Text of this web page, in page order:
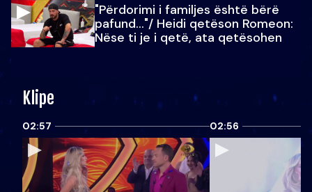
"Përdorimi i familjes është bërë
pafund…"/ Heidi qetëson Romeon:
Nëse ti je i qetë, ata qetësohen
Klipe
02:57 02:56